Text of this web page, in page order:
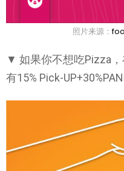
照片来源：
▼ 如果你不想吃Pizza
有15% Pick-